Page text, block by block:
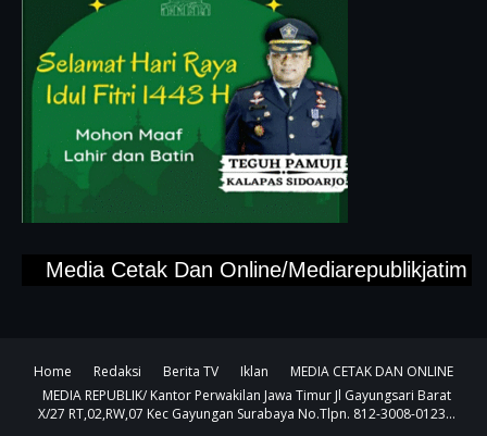
Media Cetak Dan Online/
Home Redaksi Berita TV Iklan
MEDIA CETAK DAN ONLINE
MEDIA REPUBLIK/ Kantor Perwakilan Jawa Timur Jl Gayungsari Barat
X/27 RT,02,RW,07 Kec Gayungan Surabaya No.Tlpn. 812-3008-0123...